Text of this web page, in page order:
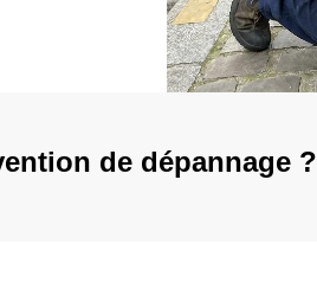
de dépannage ?